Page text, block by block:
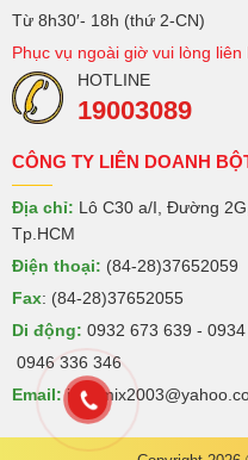
Từ 8h30′- 18h (thứ 2-CN)
Phục vụ ngoài giờ vui lòng liên
HOTLINE
19003089
CÔNG TY LIÊN DOANH
Địa chỉ: Lô C30 a/I, Đường
Tp.HCM
Điện thoại: (84-28)37652059
Fax: (84-28)37652055
Di động: 0932 673 639 -
0946 336 346
Email: